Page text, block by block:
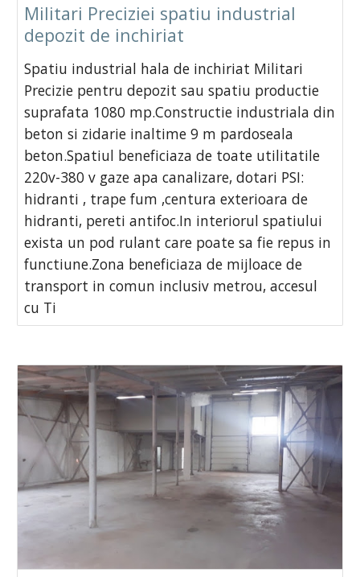
Militari Preciziei spatiu industrial
depozit de inchiriat
Spatiu industrial hala de inchiriat Militari
Precizie pentru depozit sau spatiu productie
suprafata 1080 mp.Constructie industriala din
beton si zidarie inaltime 9 m pardoseala
beton.Spatiul beneficiaza de toate utilitatile
220v-380 v gaze apa canalizare, dotari PSI:
hidranti , trape fum ,centura exterioara de
hidranti, pereti antifoc.In interiorul spatiului
exista un pod rulant care poate sa fie repus in
functiune.Zona beneficiaza de mijloace de
transport in comun inclusiv metrou, accesul
cu Ti